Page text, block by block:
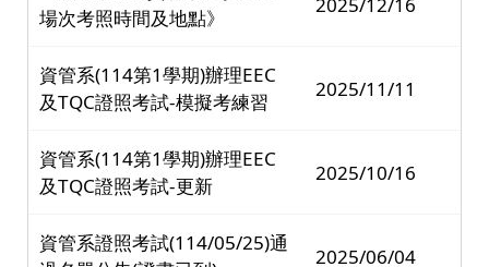
場次考照時間及地點》
資管系(114第1學期)辦理EEC
及TQC證照考試-模擬考練習
2025/11/11
資管系(114第1學期)辦理EEC
及TQC證照考試-更新
2025/10/16
資管系證照考試(114/05/25)通
2025/06/04